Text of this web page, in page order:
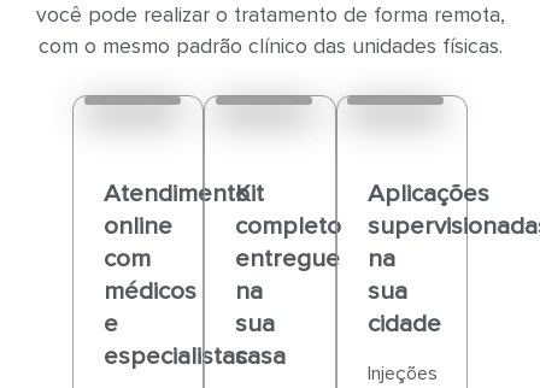
você pode realizar o tratamento de forma remota,
com o mesmo padrão clínico das unidades físicas.
Atendimento
online
com
médicos
e
especialistas
Kit
completo
entregue
na
sua
casa
Aplicações
na
sua
cidade
Injeções